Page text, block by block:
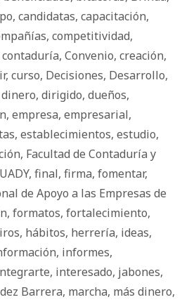
, candidatas, capacitación,
, competitividad,
contaduría, Convenio, creación,
, curso, Decisiones, Desarrollo,
dinero, dirigido, dueños,
, empresa, empresarial,
, establecimientos, estudio,
, Facultad de Contaduría y
, final, firma, fomentar,
de Apoyo a las Empresas de
, formatos, fortalecimiento,
, há­bi­tos, herrería, ideas,
, informes,
, interesado, jabones,
Barrera, marcha, más dinero,